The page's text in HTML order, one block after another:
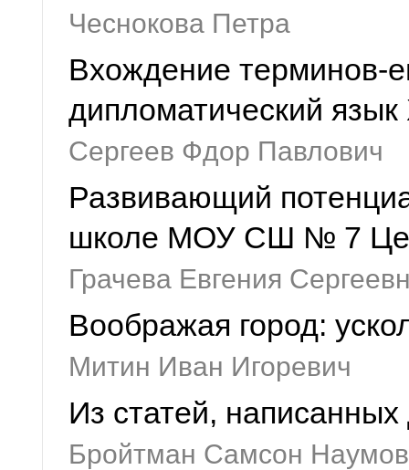
Чеснокова Петра
Вхождение терминов-
дипломатический язык
Сергеев Фдор Павлович
Развивающий
школе МОУ СШ № 7
Грачева Евгения
Воображая город:
Митин Иван Игоревич
Из статей,
Бройтман Самсон